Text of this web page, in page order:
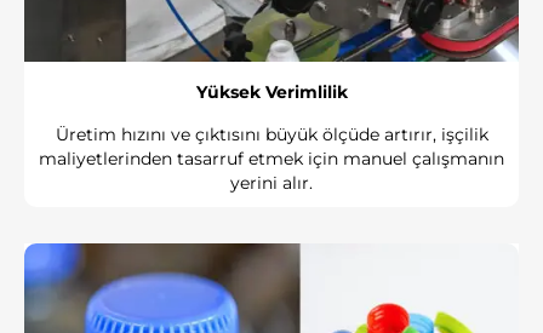
Yüksek Verimlilik
Üretim hızını ve çıktısını büyük ölçüde artırır, işçilik
maliyetlerinden tasarruf etmek için manuel çalışmanın
yerini alır.